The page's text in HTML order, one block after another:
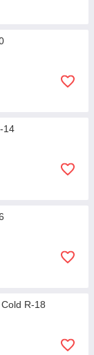
на виниклі
14
R-18